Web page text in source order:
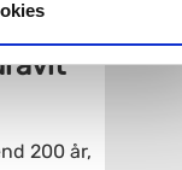
dine
200 år,